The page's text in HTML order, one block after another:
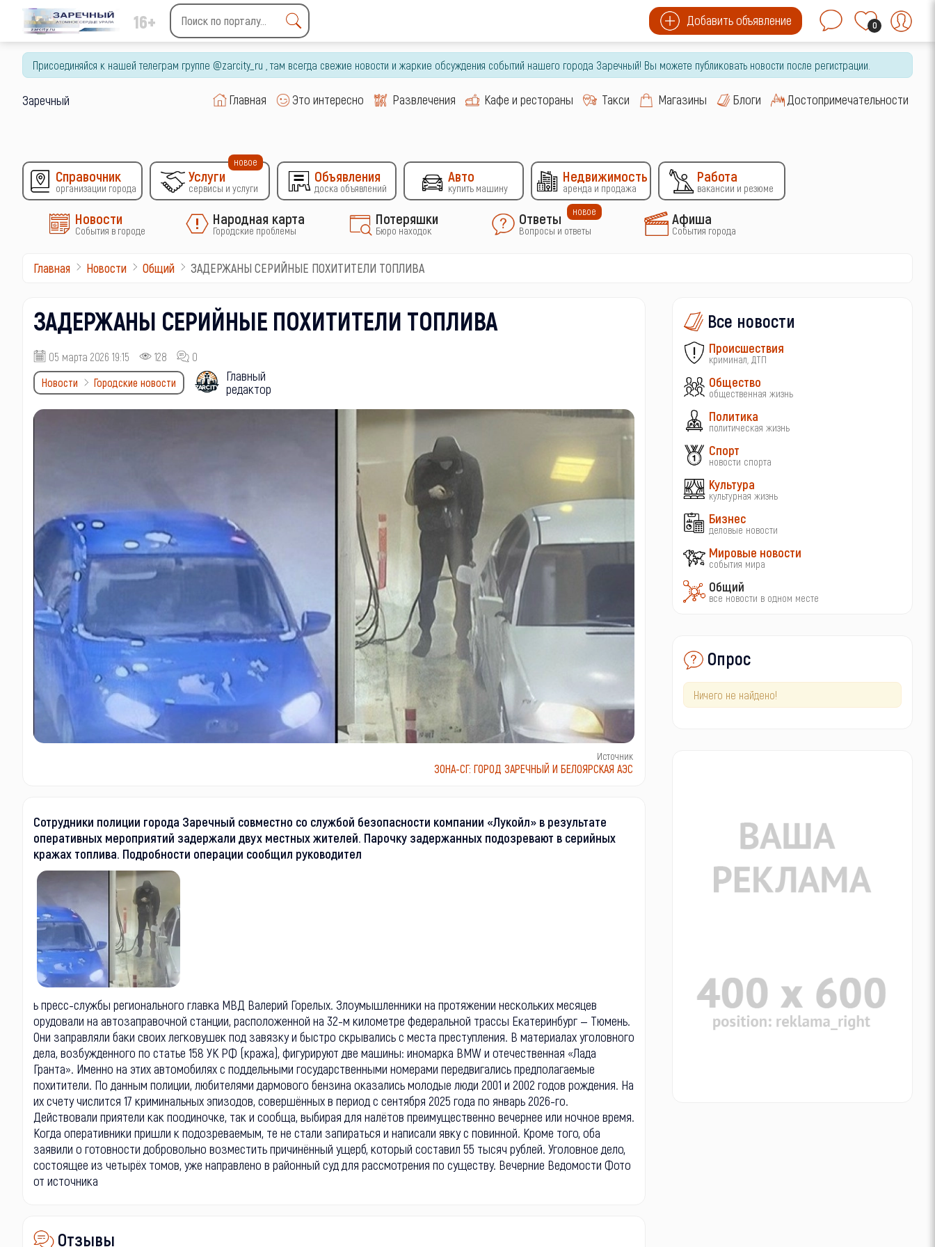
16+
Type 2 or more characters
for results.
Добавить объявление 0
Присоединяйся к нашей телеграм группе @zarcity_ru , там всегда свежие новости и жаркие обсуждения событий нашего города Заречный! Вы можете публиковать новости после регистрации.
Заречный Главная Это интересно Развлечения Кафе и рестораны Такси Магазины Блоги Достопримечательности
Справочник
организации города
Услуги
сервисы и услуги
новое
Объявления
доска объявлений
Авто
купить машину
Недвижимость
аренда и продажа
Работа
вакансии и резюме
Новости
События в городе
Народная карта
Городские проблемы
Потеряшки
Бюро находок
Ответы
Вопросы и ответы
новое Афиша
События города
Главная Новости Общий ЗАДЕРЖАНЫ СЕРИЙНЫЕ ПОХИТИТЕЛИ ТОПЛИВА
ЗАДЕРЖАНЫ СЕРИЙНЫЕ ПОХИТИТЕЛИ ТОПЛИВА
05 марта 2026 19:15 128
0
Новости
Городские новости
Главный
редактор
Источник
ЗОНА-СГ: ГОРОД ЗАРЕЧНЫЙ И БЕЛОЯРСКАЯ АЭС
Сотрудники полиции города Заречный совместно со службой безопасности компании «Лукойл» в результате
оперативных мероприятий задержали двух местных жителей. Парочку задержанных подозревают в серийных
кражах топлива. Подробности операции сообщил руководител
ь пресс-службы регионального главка МВД Валерий Горелых. Злоумышленники на протяжении нескольких месяцев
орудовали на автозаправочной станции, расположенной на 32-м километре федеральной трассы Екатеринбург — Тюмень.
Они заправляли баки своих легковушек под завязку и быстро скрывались с места преступления. В материалах уголовного
дела, возбужденного по статье 158 УК РФ (кража), фигурируют две машины: иномарка BMW и отечественная «Лада
Гранта». Именно на этих автомобилях с поддельными государственными номерами передвигались предполагаемые
похитители. По данным полиции, любителями дармового бензина оказались молодые люди 2001 и 2002 годов рождения. На
их счету числится 17 криминальных эпизодов, совершённых в период с сентября 2025 года по январь 2026-го.
Действовали приятели как поодиночке, так и сообща, выбирая для налётов преимущественно вечернее или ночное время.
Когда оперативники пришли к подозреваемым, те не стали запираться и написали явку с повинной. Кроме того, оба
заявили о готовности добровольно возместить причинённый ущерб, который составил 55 тысяч рублей. Уголовное дело,
состоящее из четырёх томов, уже направлено в районный суд для рассмотрения по существу. Вечерние Ведомости Фото
от источника
Отзывы
Все новости
Происшествия
криминал, ДТП
Общество
общественная жизнь
Политика
политическая жизнь
Спорт
новости спорта
Культура
культурная жизнь
Бизнес
деловые новости
Мировые новости
события мира
Общий
все новости в одном месте
Опрос
Ничего не найдено!